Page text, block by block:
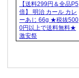
【送料299円＆全品P5
倍】 明治 カール カレ
ーあじ 66g ★税抜500
0円以上で送料無料★
激安祭